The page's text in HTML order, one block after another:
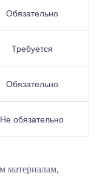
Обязательно
Требуется
Обязательно
Не обязательно
материалам,